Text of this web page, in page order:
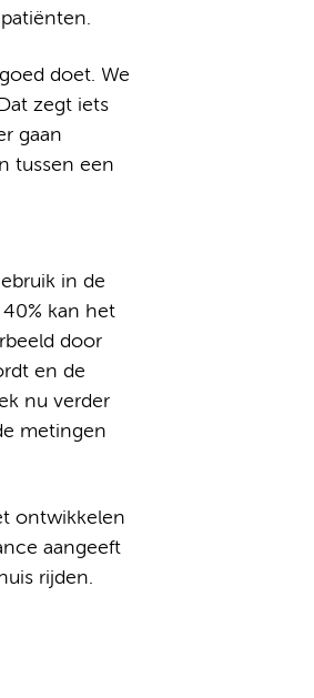
doet. We
zegt iets
gaan
tussen een
in de
40% kan het
door
en de
nu verder
metingen
ontwikkelen
aangeeft
rijden.